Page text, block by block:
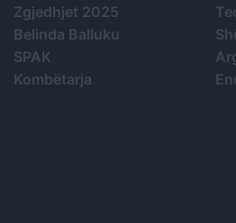
Zgjedhjet 2025
Belinda Balluku
SPAK
Kombëtarja